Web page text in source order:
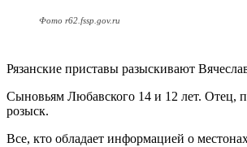
Фото r62.fssp.gov.ru
Рязанские приставы разыскивают
Сыновьям Любавского 14 и 12 лет. Отец,
розыск.
Все, кто обладает информацией о